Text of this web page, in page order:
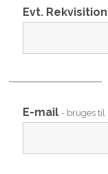
Evt.
E-mail - bruges til